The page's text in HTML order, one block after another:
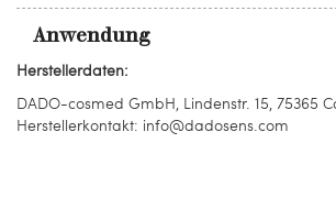
Anwendung
Herstellerdaten:
DADO-cosmed GmbH, Lindenstr. 15, 75365
Herstellerkontakt: info@dadosens.com